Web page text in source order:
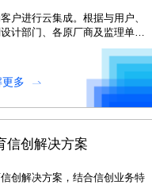
户进行云集成。根据与用户、
计部门、各原厂商及监理单位
更多
信创解决方案
创解决方案，结合信创业务特